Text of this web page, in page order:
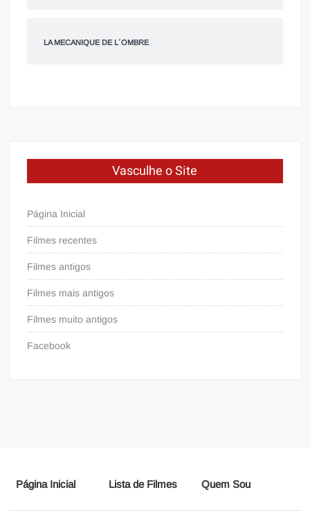
LA MECANIQUE DE L´OMBRE
Vasculhe o Site
Página Inicial
Filmes recentes
Filmes antigos
Filmes mais antigos
Filmes muito antigos
Facebook
Página Inicial Lista de Filmes Quem Sou